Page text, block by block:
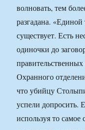
волновать, тем
разгадана. «Единой
существует. Есть
одиночки до
Охранного
что убийцу
успели допросить.
используя то самое